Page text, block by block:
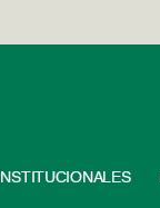
INSTITUCIONALES